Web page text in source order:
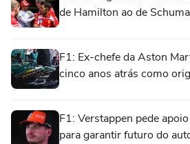
de Hamilton ao de
F1: Ex-chefe da Aston
cinco anos atrás como
F1: Verstappen pede
para garantir futuro do